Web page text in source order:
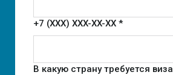
+7 (XXX) XXX-XX-XX *
В какую страну требуется виза